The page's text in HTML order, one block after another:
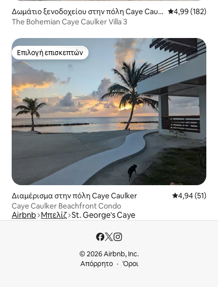
Δωμάτιο ξενοδοχείου στην πόλη Caye Caulk
er
Μέση
4,99 (182)
The Bohemian Caye Caulker Villa 3
Επιλογή επισκεπτών
Επιλογή επισκεπτών
Διαμέρισμα στην πόλη Caye Caulker Μέση
4,94 (51)
Caye Caulker Beachfront Condo
Airbnb Μπελίζ St. George's Caye
© 2026 Airbnb, Inc.
Απόρρητο
Όροι